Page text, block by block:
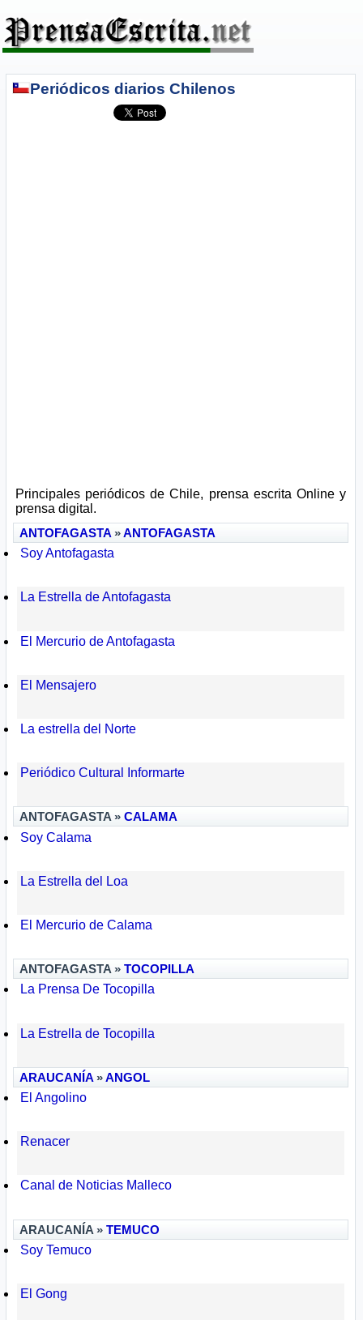
Periódicos diarios Chilenos
Principales periódicos de Chile, prensa escrita Online y
prensa digital.
ANTOFAGASTA »ANTOFAGASTA
Soy Antofagasta
La Estrella de Antofagasta
El Mercurio de Antofagasta
El Mensajero
La estrella del Norte
Periódico Cultural Informarte
ANTOFAGASTA »CALAMA
Soy Calama
La Estrella del Loa
El Mercurio de Calama
ANTOFAGASTA »TOCOPILLA
La Prensa De Tocopilla
La Estrella de Tocopilla
ARAUCANÍA »ANGOL
El Angolino
Renacer
Canal de Noticias Malleco
ARAUCANÍA »TEMUCO
Soy Temuco
El Gong